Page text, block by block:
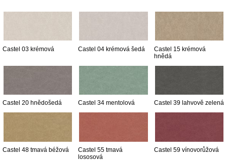
Castel 03 krémová Castel 04 krémová šedá
Castel 15 krémová
hnědá
Castel 20 hnědošedá Castel 34 mentolová Castel 39 lahvově zelená
Castel 48 tmavá béžová
Castel 55 tmavá
lososová
Castel 59 vínovorůžová